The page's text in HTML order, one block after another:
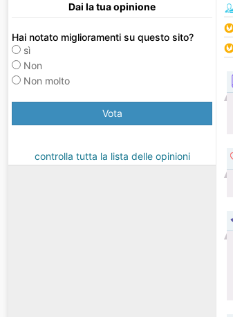
Dai la tua opinione
Hai notato miglioramenti su questo sito?
sì
Non
Non molto
Vota
controlla tutta la lista delle opinioni